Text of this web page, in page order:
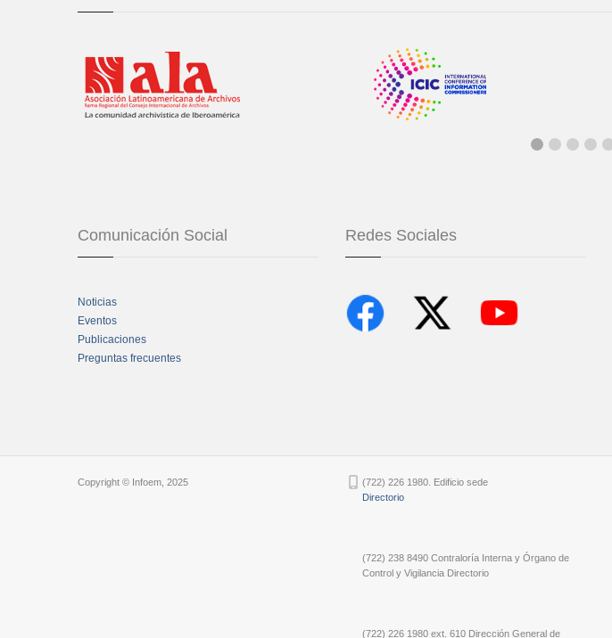
Comunicación Social
Noticias
Eventos
Publicaciones
Preguntas frecuentes
Redes Sociales
Copyright © Infoem, 2025
(722) 226 1980. Edificio sede
Directorio
(722) 238 8490 Contraloría Interna y Órgano de
Control y Vigilancia Directorio
(722) 226 1980 ext. 610 Dirección General de